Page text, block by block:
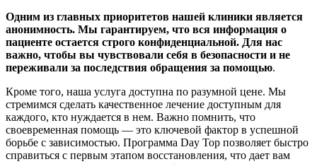
Одним из главных приоритетов нашей клиники является
анонимность. Мы гарантируем, что вся информация о
пациенте остается строго конфиденциальной. Для нас
важно, чтобы вы чувствовали себя в безопасности и не
переживали за последствия обращения за помощью.
Кроме того, наша услуга доступна по разумной цене. Мы
стремимся сделать качественное лечение доступным для
каждого, кто нуждается в нем. Важно помнить, что
своевременная помощь — это ключевой фактор в успешной
борьбе с зависимостью. Программа Day Top позволяет быстро
справиться с первым этапом восстановления, что дает вам